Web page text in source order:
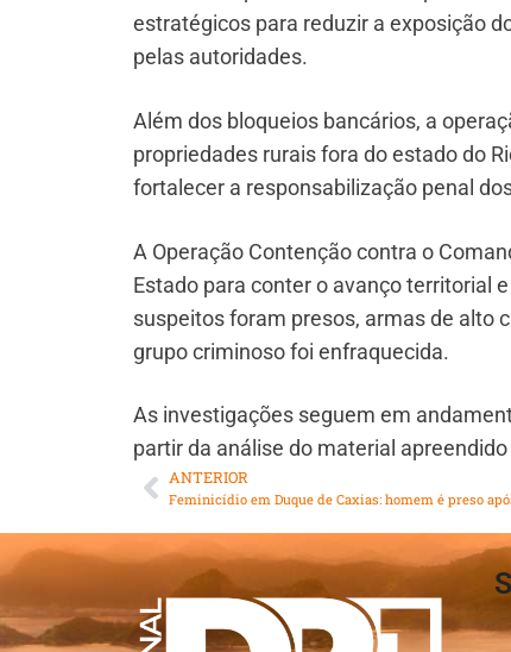
estratégicos para reduzir a exposição
pelas autoridades.
Além dos bloqueios bancários, a
propriedades rurais fora do estado do
fortalecer a responsabilização penal
A Operação Contenção contra o
Estado para conter o avanço territorial
suspeitos foram presos, armas de alto
grupo criminoso foi enfraquecida.
As investigações seguem em
partir da análise do material
ANTERIOR